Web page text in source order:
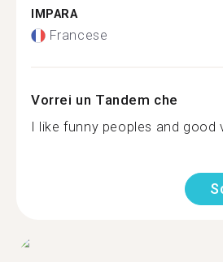
IMPARA
Francese
Vorrei un Tandem che
I like funny peoples and good